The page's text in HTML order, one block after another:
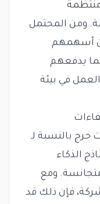
ومن المحتمل
أسهمهم
يدفعهم
في بيئة
حرج بالنسبة لـ
الذكاء
ومع
فإن ذلك قد